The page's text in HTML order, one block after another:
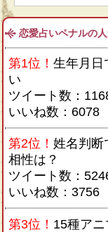
恋愛占いペナルの
第1位！ 生年月日
い
ツイート数：
いいね数：6078
第2位！ 姓名判断
相性は？
ツイート数：
いいね数：3756
第3位！ 15種ア